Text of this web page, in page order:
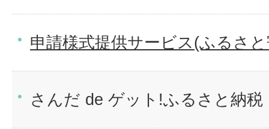
申請様式提供サービス(ふるさ
さんだ de ゲット!ふるさと納税